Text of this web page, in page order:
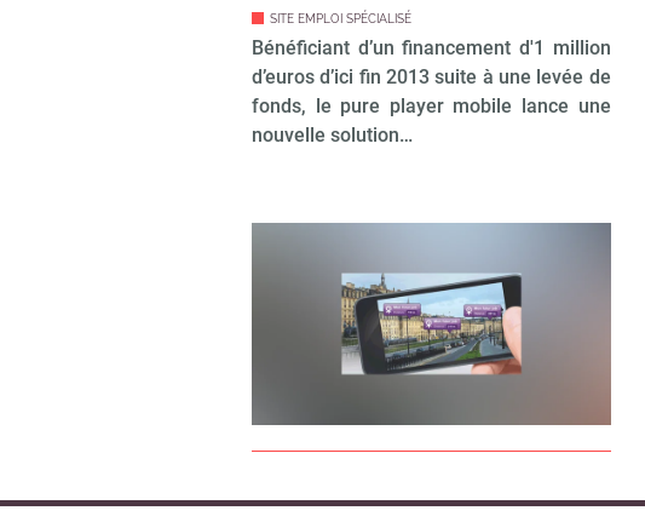
SITE EMPLOI SPÉCIALISÉ
Bénéficiant d’un financement d'1 million
d’euros d’ici fin 2013 suite à une levée de
fonds, le pure player mobile lance une
nouvelle solution…